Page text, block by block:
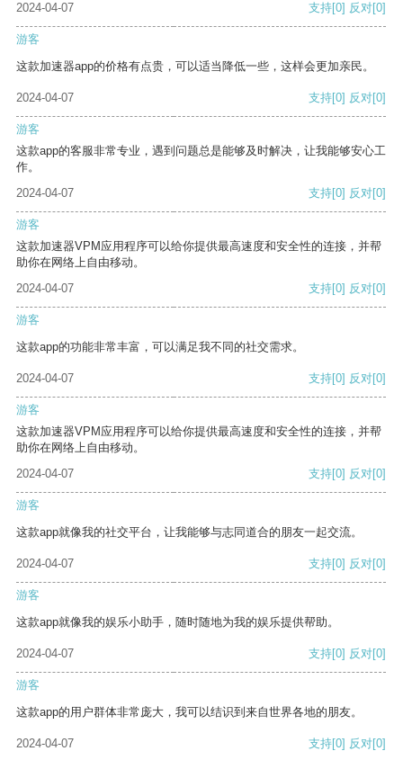
2024-04-07
支持[0] 反对[0]
游客
这款加速器app的价格有点贵，可以适当降低一些，这样会更加亲民。
2024-04-07 支持[0] 反对[0]
游客
这款app的客服非常专业，遇到问题总是能够及时解决，让我能够安心工
作。
2024-04-07
支持[0] 反对[0]
游客
这款加速器VPM应用程序可以给你提供最高速度和安全性的连接，并帮
助你在网络上自由移动。
2024-04-07
支持[0] 反对[0]
游客
这款app的功能非常丰富，可以满足我不同的社交需求。
2024-04-07 支持[0] 反对[0]
游客
这款加速器VPM应用程序可以给你提供最高速度和安全性的连接，并帮
助你在网络上自由移动。
2024-04-07
支持[0] 反对[0]
游客
这款app就像我的社交平台，让我能够与志同道合的朋友一起交流。
2024-04-07 支持[0] 反对[0]
游客
这款app就像我的娱乐小助手，随时随地为我的娱乐提供帮助。
2024-04-07 支持[0] 反对[0]
游客
这款app的用户群体非常庞大，我可以结识到来自世界各地的朋友。
2024-04-07 支持[0] 反对[0]